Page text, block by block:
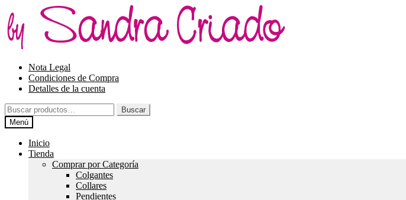
la
navegación
al
contenido
Nota Legal
Condiciones de Compra
Detalles de la cuenta
Buscar
por:
Buscar
Menú
Inicio
Tienda
Comprar por Categoría
Colgantes
Collares
Pendientes